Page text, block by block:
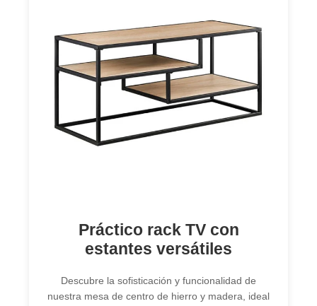
Práctico rack TV con
estantes versátiles
Descubre la sofisticación y funcionalidad de
nuestra mesa de centro de hierro y madera, ideal